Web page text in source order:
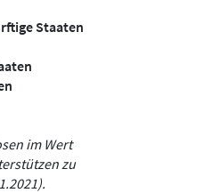
Staaten
im Wert
zu